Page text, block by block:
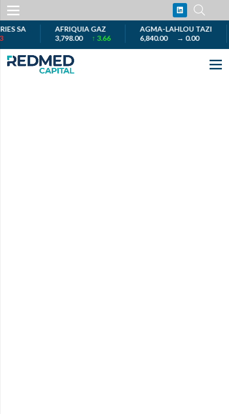
SA
AFRIQUIA GAZ
3,798.00↑ 3.66
AGMA-LAHLOU TAZI
6,840.00→ 0.00